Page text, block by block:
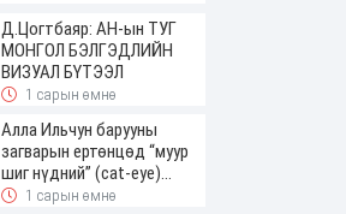
Д.Цогтбаяр: АН-ын ТУГ
МОНГОЛ БЭЛГЭДЛИЙН
ВИЗУАЛ БҮТЭЭЛ
1 сарын өмнө
Алла Ильчун барууны
загварын ертөнцөд “муур
шиг нүдний” (cat-eye)
будалтын трендийг оруулж
1 сарын өмнө